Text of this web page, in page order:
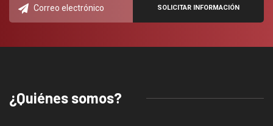
¿Quiénes somos?